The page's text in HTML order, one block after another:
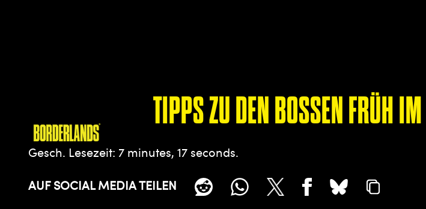
TIPPS ZU DEN BOSSEN FRÜH
Gesch. Lesezeit 7 minutes, 17 seconds
AUF SOCIAL MEDIA TEILEN